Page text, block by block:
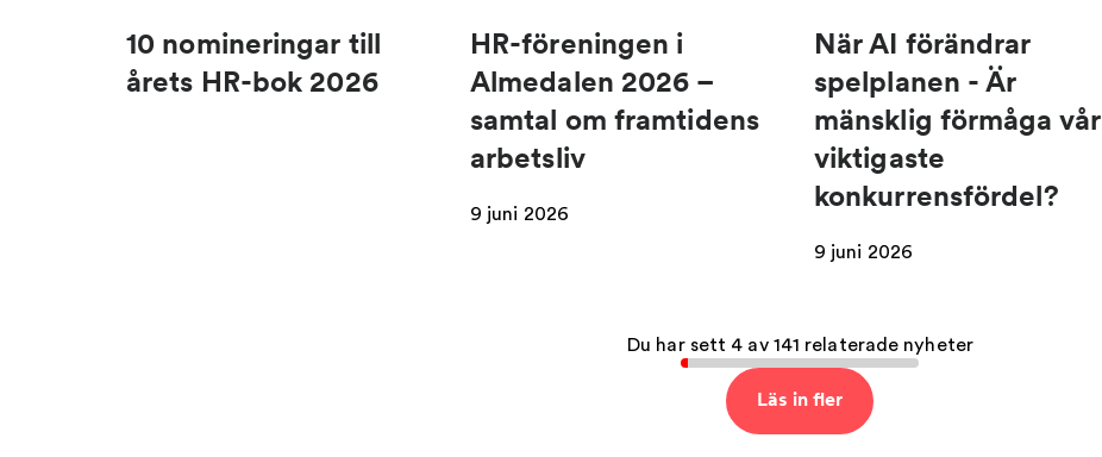
10 nomineringar till
årets HR-bok 2026
HR-föreningen i
Almedalen 2026 –
samtal om framtidens
arbetsliv
9 juni 2026
När AI förändrar
spelplanen - Är
mänsklig förmåga vår
viktigaste
konkurrensfördel?
9 juni 2026
Du har sett 4 av 141 relaterade nyheter
Läs in fler